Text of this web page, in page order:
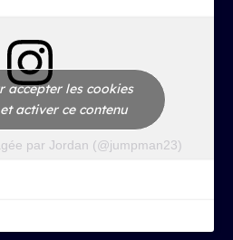
par Jordan (@jumpman23)
accepter les cookies
activer ce contenu